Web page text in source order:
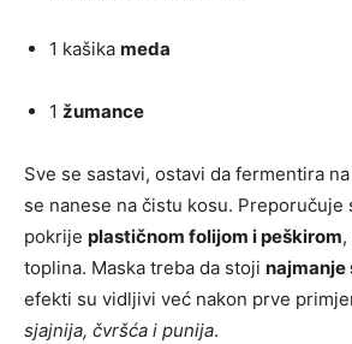
1 kašika meda
1 žumance
Sve se sastavi, ostavi da fermentira
se nanese na čistu kosu. Preporučuje
pokrije plastičnom folijom i peškirom
toplina. Maska treba da stoji najmanje
efekti su vidljivi već nakon prve
sjajnija, čvršća i punija.